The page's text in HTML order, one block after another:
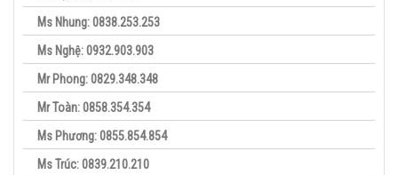
Ms Nhung: 0838.253.253
Ms Nghệ: 0932.903.903
Mr Phong: 0829.348.348
Mr Toàn: 0858.354.354
Ms Phương: 0855.854.854
Ms Trúc: 0839.210.210